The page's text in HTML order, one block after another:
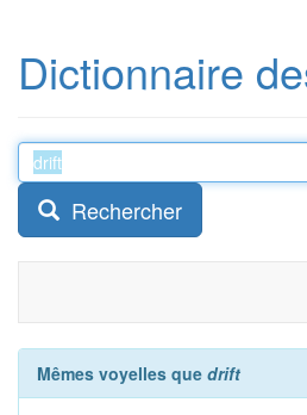
Dictionnaire
Rechercher
Mêmes voyelles que drift